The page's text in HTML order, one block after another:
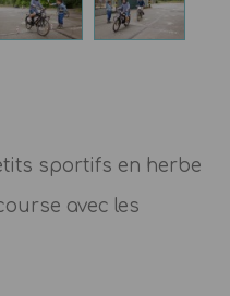
sportifs en herbe
avec les